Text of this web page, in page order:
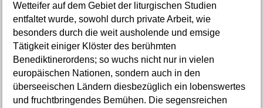
Wetteifer auf dem Gebiet der liturgischen Studien
entfaltet wurde, sowohl durch private Arbeit, wie
besonders durch die weit ausholende und emsige
Tätigkeit einiger Klöster des berühmten
Benediktinerordens; so wuchs nicht nur in vielen
europäischen Nationen, sondern auch in den
überseeischen Ländern diesbezüglich ein lobenswertes
und fruchtbringendes Bemühen. Die segensreichen